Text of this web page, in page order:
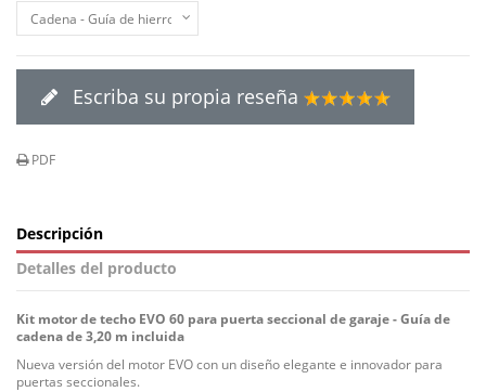
Escriba su propia reseña
PDF
Descripción
Detalles del producto
Kit motor de techo EVO 60 para puerta seccional de garaje - Guía de
cadena de 3,20 m incluida
Nueva versión del motor EVO con un diseño elegante e innovador para
puertas seccionales.